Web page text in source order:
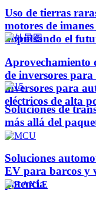
Uso de tierras
motores de
impulsando el
Aprovechamiento
de inversores
inversores para
eléctricos de alta
Soluciones de
más allá del
Soluciones
EV para barcos y
potencia